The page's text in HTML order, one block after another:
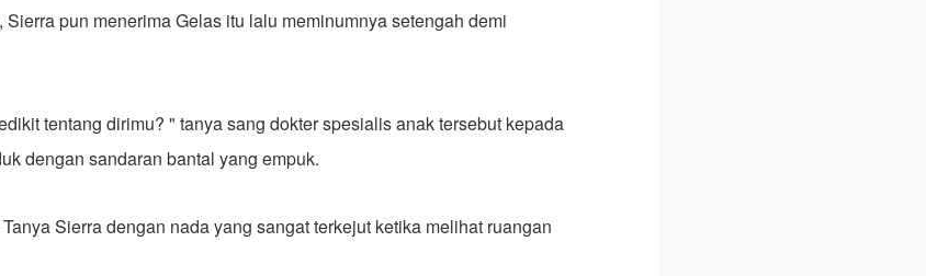
pun menerima Gelas itu lalu meminumnya setengah demi
tentang dirimu? " tanya sang dokter spesialis anak tersebut kepada
dengan sandaran bantal yang empuk.
Sierra dengan nada yang sangat terkejut ketika melihat ruangan